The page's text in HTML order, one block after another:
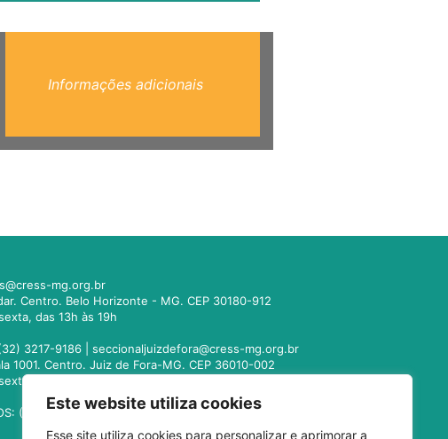
Este website utiliza cookies
Esse site utiliza cookies para personalizar e aprimorar a
Informações adicionais
mg.org.br
Centro. Belo Horizonte - MG. CEP 30180-912
das 13h às 19h
(32) 3217-9186 |seccionaljuizdefora@cress-mg.org.br
1001. Centro. Juiz de Fora-MG. CEP 36010-002
das 13h às 19h
(38) 3221-9358 |seccionalmontesclaros@cress-